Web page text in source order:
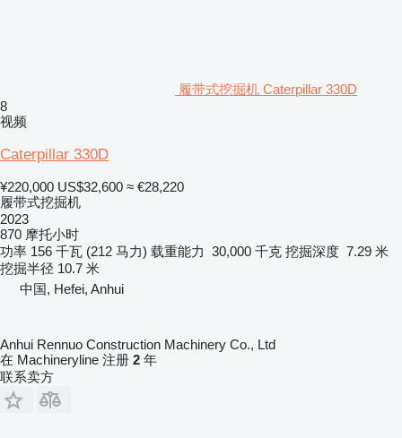
履带式挖掘机 Caterpillar 330D
8
视频
Caterpillar 330D
¥220,000 US$32,600 ≈ €28,220
履带式挖掘机
2023
870 摩托小时
功率 156 千瓦 (212 马力) 载重能力 30,000 千克 挖掘深度 7.29 米
挖掘半径 10.7 米
中国, Hefei, Anhui
Anhui Rennuo Construction Machinery Co., Ltd
在 Machineryline 注册 2 年
联系卖方